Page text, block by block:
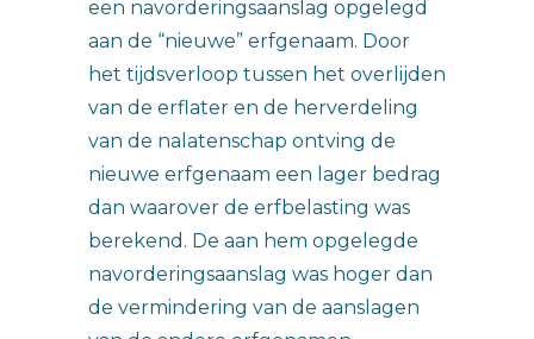
een navorderingsaanslag opgelegd
aan de “nieuwe” erfgenaam. Door
het tijdsverloop tussen het overlijden
van de erflater en de herverdeling
van de nalatenschap ontving de
nieuwe erfgenaam een lager bedrag
dan waarover de erfbelasting was
berekend. De aan hem opgelegde
navorderingsaanslag was hoger dan
de vermindering van de aanslagen